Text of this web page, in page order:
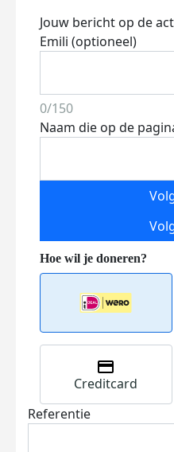
Jouw bericht op de
Emili (optioneel)
0/150
Naam die op de
Creditcard
Referentie